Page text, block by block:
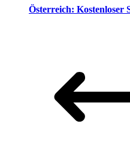
Österreich: Kostenloser